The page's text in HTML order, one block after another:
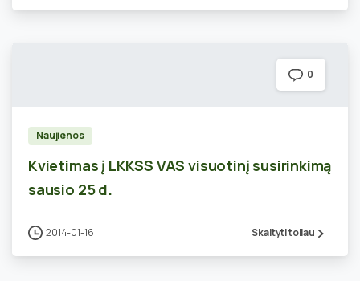
0
Naujienos
Kvietimas į LKKSS VAS visuotinį susirinkimą
sausio 25 d.
2014-01-16 Skaityti toliau